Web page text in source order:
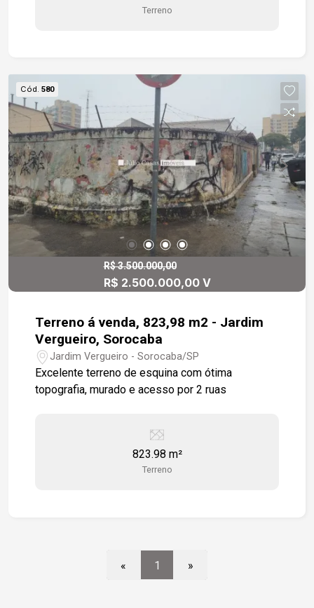
Terreno
Cód. 580
R$ 3.500.000,00
R$ 2.500.000,00 V
Terreno á venda, 823,98 m2 - Jardim
Vergueiro, Sorocaba
Jardim Vergueiro - Sorocaba/SP
Excelente terreno de esquina com ótima
topografia, murado e acesso por 2 ruas
823.98 m²
Terreno
« 1 »